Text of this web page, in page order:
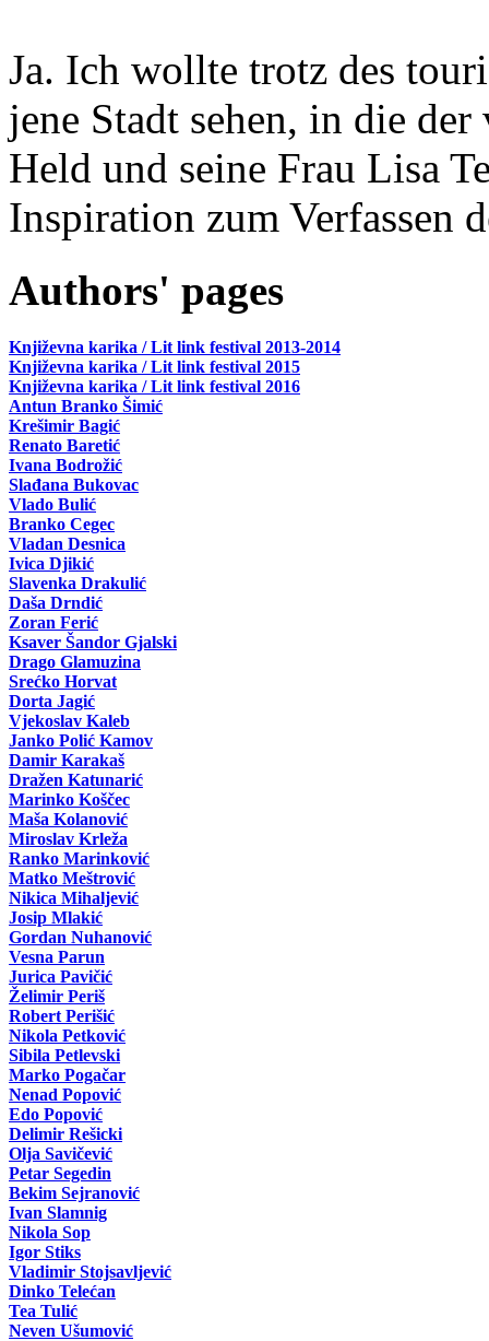
Ja. Ich wollte trotz des
jene Stadt sehen, in die
Held und seine Frau Lisa
Inspiration zum Verfassen
Authors' pages
Književna karika / Lit link festival 2013-2014
Književna karika / Lit link festival 2015
Književna karika / Lit link festival 2016
Antun Branko Šimić
Krešimir Bagić
Renato Baretić
Ivana Bodrožić
Slađana Bukovac
Vlado Bulić
Branko Cegec
Vladan Desnica
Ivica Djikić
Slavenka Drakulić
Daša Drndić
Zoran Ferić
Ksaver Šandor Gjalski
Drago Glamuzina
Srećko Horvat
Dorta Jagić
Vjekoslav Kaleb
Janko Polić Kamov
Damir Karakaš
Dražen Katunarić
Marinko Koščec
Maša Kolanović
Miroslav Krleža
Ranko Marinković
Matko Meštrović
Nikica Mihaljević
Josip Mlakić
Gordan Nuhanović
Vesna Parun
Jurica Pavičić
Želimir Periš
Robert Perišić
Nikola Petković
Sibila Petlevski
Marko Pogačar
Nenad Popović
Edo Popović
Delimir Rešicki
Olja Savičević
Petar Segedin
Bekim Sejranović
Ivan Slamnig
Nikola Sop
Igor Stiks
Vladimir Stojsavljević
Dinko Telećan
Tea Tulić
Neven Ušumović